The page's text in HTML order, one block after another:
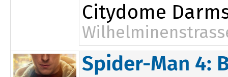
Citydome
17:00
19:45
Spider-Man 4: